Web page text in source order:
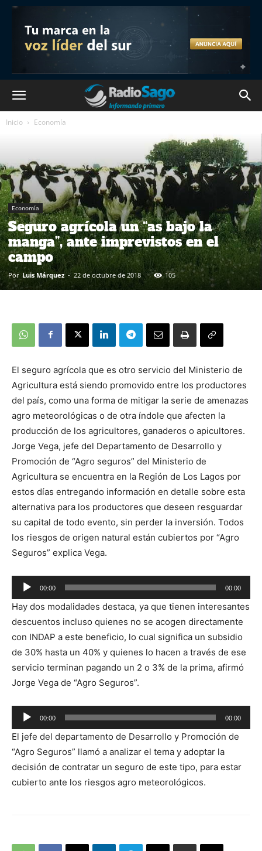
Inicio Economía
Economía
Seguro agrícola un “as bajo la
manga”, ante imprevistos en el
campo
Por Luis Márquez - 22 de octubre de 2018 105
El seguro agrícola que es otro servicio del Ministerio de
Agricultura está siendo promovido entre los productores
del país, como una forma de mitigar la serie de amenazas
agro meteorológicas o de otra índole que afecten la
producción de los agricultores, ganaderos o apicultores.
Jorge Vega, jefe del Departamento de Desarrollo y
Promoción de “Agro seguros” del Ministerio de
Agricultura se encuentra en la Región de Los Lagos por
estos días entregando información en detalle sobre esta
alternativa para los productores que deseen resguardar
su capital de todo evento, sin perder la inversión. Todos
los riesgos de origen natural están cubiertos por “Agro
Seguros” explica Vega.
Reproductor
de
audio
00:00 00:00
Hay dos modalidades destaca, ya que tienen interesantes
descuentos incluso quienes no se acogen directamente
con INDAP a este beneficio, lo cual significa un subsidio
de 30% hasta un 40% y quienes lo hacen a través de ese
servicio terminan pagando un 2 o 3% de la prima, afirmó
Jorge Vega de “Agro Seguros”.
Reproductor
de
audio
00:00 00:00
El jefe del departamento de Desarrollo y Promoción de
“Agro Seguros” llamó a analizar el tema y adoptar la
decisión de contratar un seguro de este tipo, para estar
cubierto ante los riesgos agro meteorológicos.